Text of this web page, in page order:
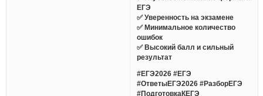
ЕГЭ
✅ Уверенность на экзамене
✅ Минимальное количество
ошибок
✅ Высокий балл и сильный
результат
#ЕГЭ2026 #ЕГЭ
#ОтветыЕГЭ2026 #РазборЕГЭ
#ПодготовкаКЕГЭ